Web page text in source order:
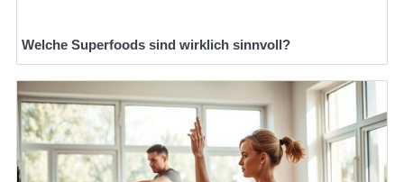
Welche Superfoods sind wirklich sinnvoll?